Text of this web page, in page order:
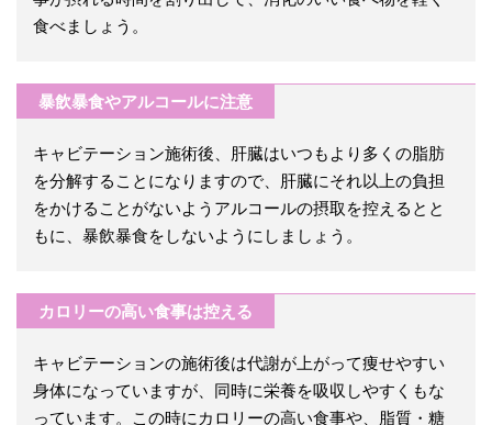
食べましょう。
暴飲暴食やアルコールに注意
キャビテーション施術後、肝臓はいつもより多くの脂肪
を分解することになりますので、肝臓にそれ以上の負担
をかけることがないようアルコールの摂取を控えるとと
もに、暴飲暴食をしないようにしましょう。
カロリーの高い食事は控える
キャビテーションの施術後は代謝が上がって痩せやすい
身体になっていますが、同時に栄養を吸収しやすくもな
っています。この時にカロリーの高い食事や、脂質・糖